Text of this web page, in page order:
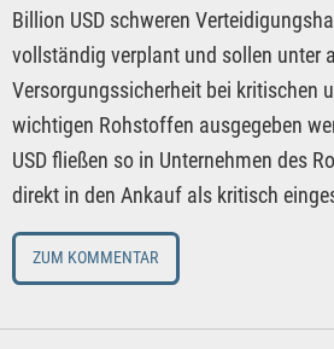
Billion USD schweren
vollständig verplant und sollen unter
Versorgungssicherheit bei kritischen
wichtigen Rohstoffen ausgegeben
USD fließen so in Unternehmen des
direkt in den Ankauf als kritisch
ZUM KOMMENTAR